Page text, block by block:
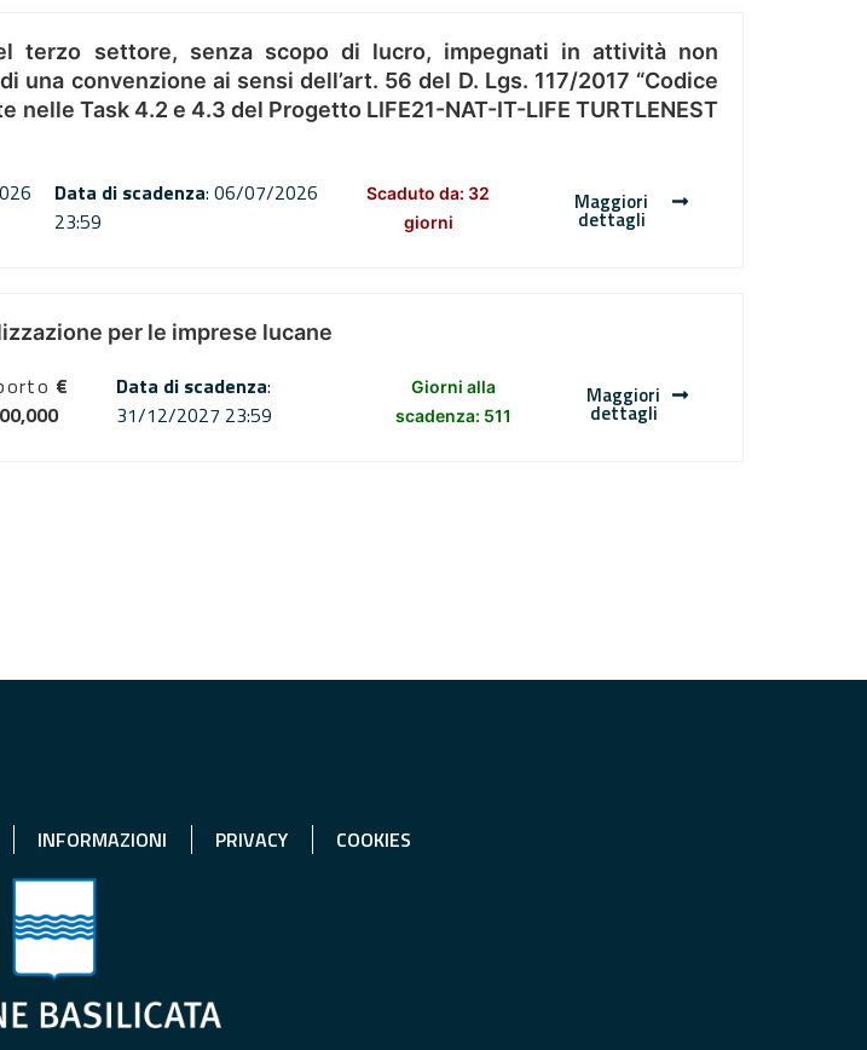
terzo settore, senza scopo di lucro, impegnati in attività non
convenzione ai sensi dell’art. 56 del D. Lgs. 117/2017 “Codice
Task 4.2 e 4.3 del Progetto LIFE21-NAT-IT-LIFE TURTLENEST
Data di scadenza: 06/07/2026
23:59
Scaduto da: 32
giorni
Maggiori
dettagli
per le imprese lucane
€
Data di scadenza:
31/12/2027 23:59
Giorni alla
scadenza: 511
Maggiori
dettagli
INFORMAZIONI PRIVACY COOKIES